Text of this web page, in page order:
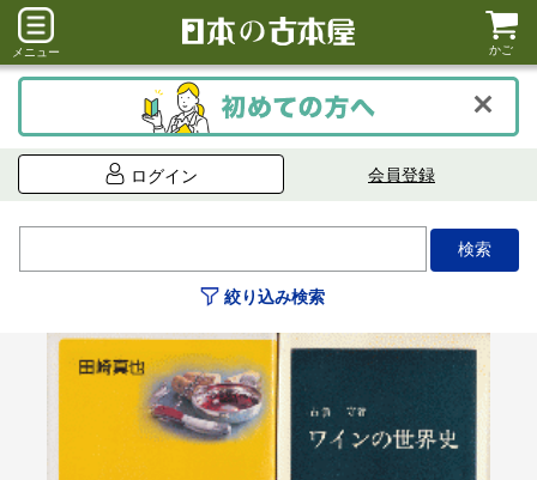
メニュー かご
ログイン 会員登録
絞り込み検索